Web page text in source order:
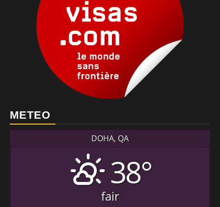
METEO
DOHA, QA
38°
fair